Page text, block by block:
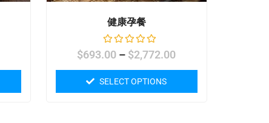
健康孕餐
$693.00 – $2,772.00
SELECT OPTIONS